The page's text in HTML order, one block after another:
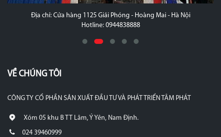
Địa chỉ: Cửa hàng 1125 Giải Phóng - Hoàng Mai - Hà Nội
Hotline: 0944838888
VỀ CHÚNG TÔI
CÔNG TY CỔ PHẦN SẢN XUẤT ĐẦU TƯ VÀ PHÁT TRIỂN TÂM PHÁT
Xóm 05 khu B TT Lâm, Ý Yên, Nam Định.
024 39460999